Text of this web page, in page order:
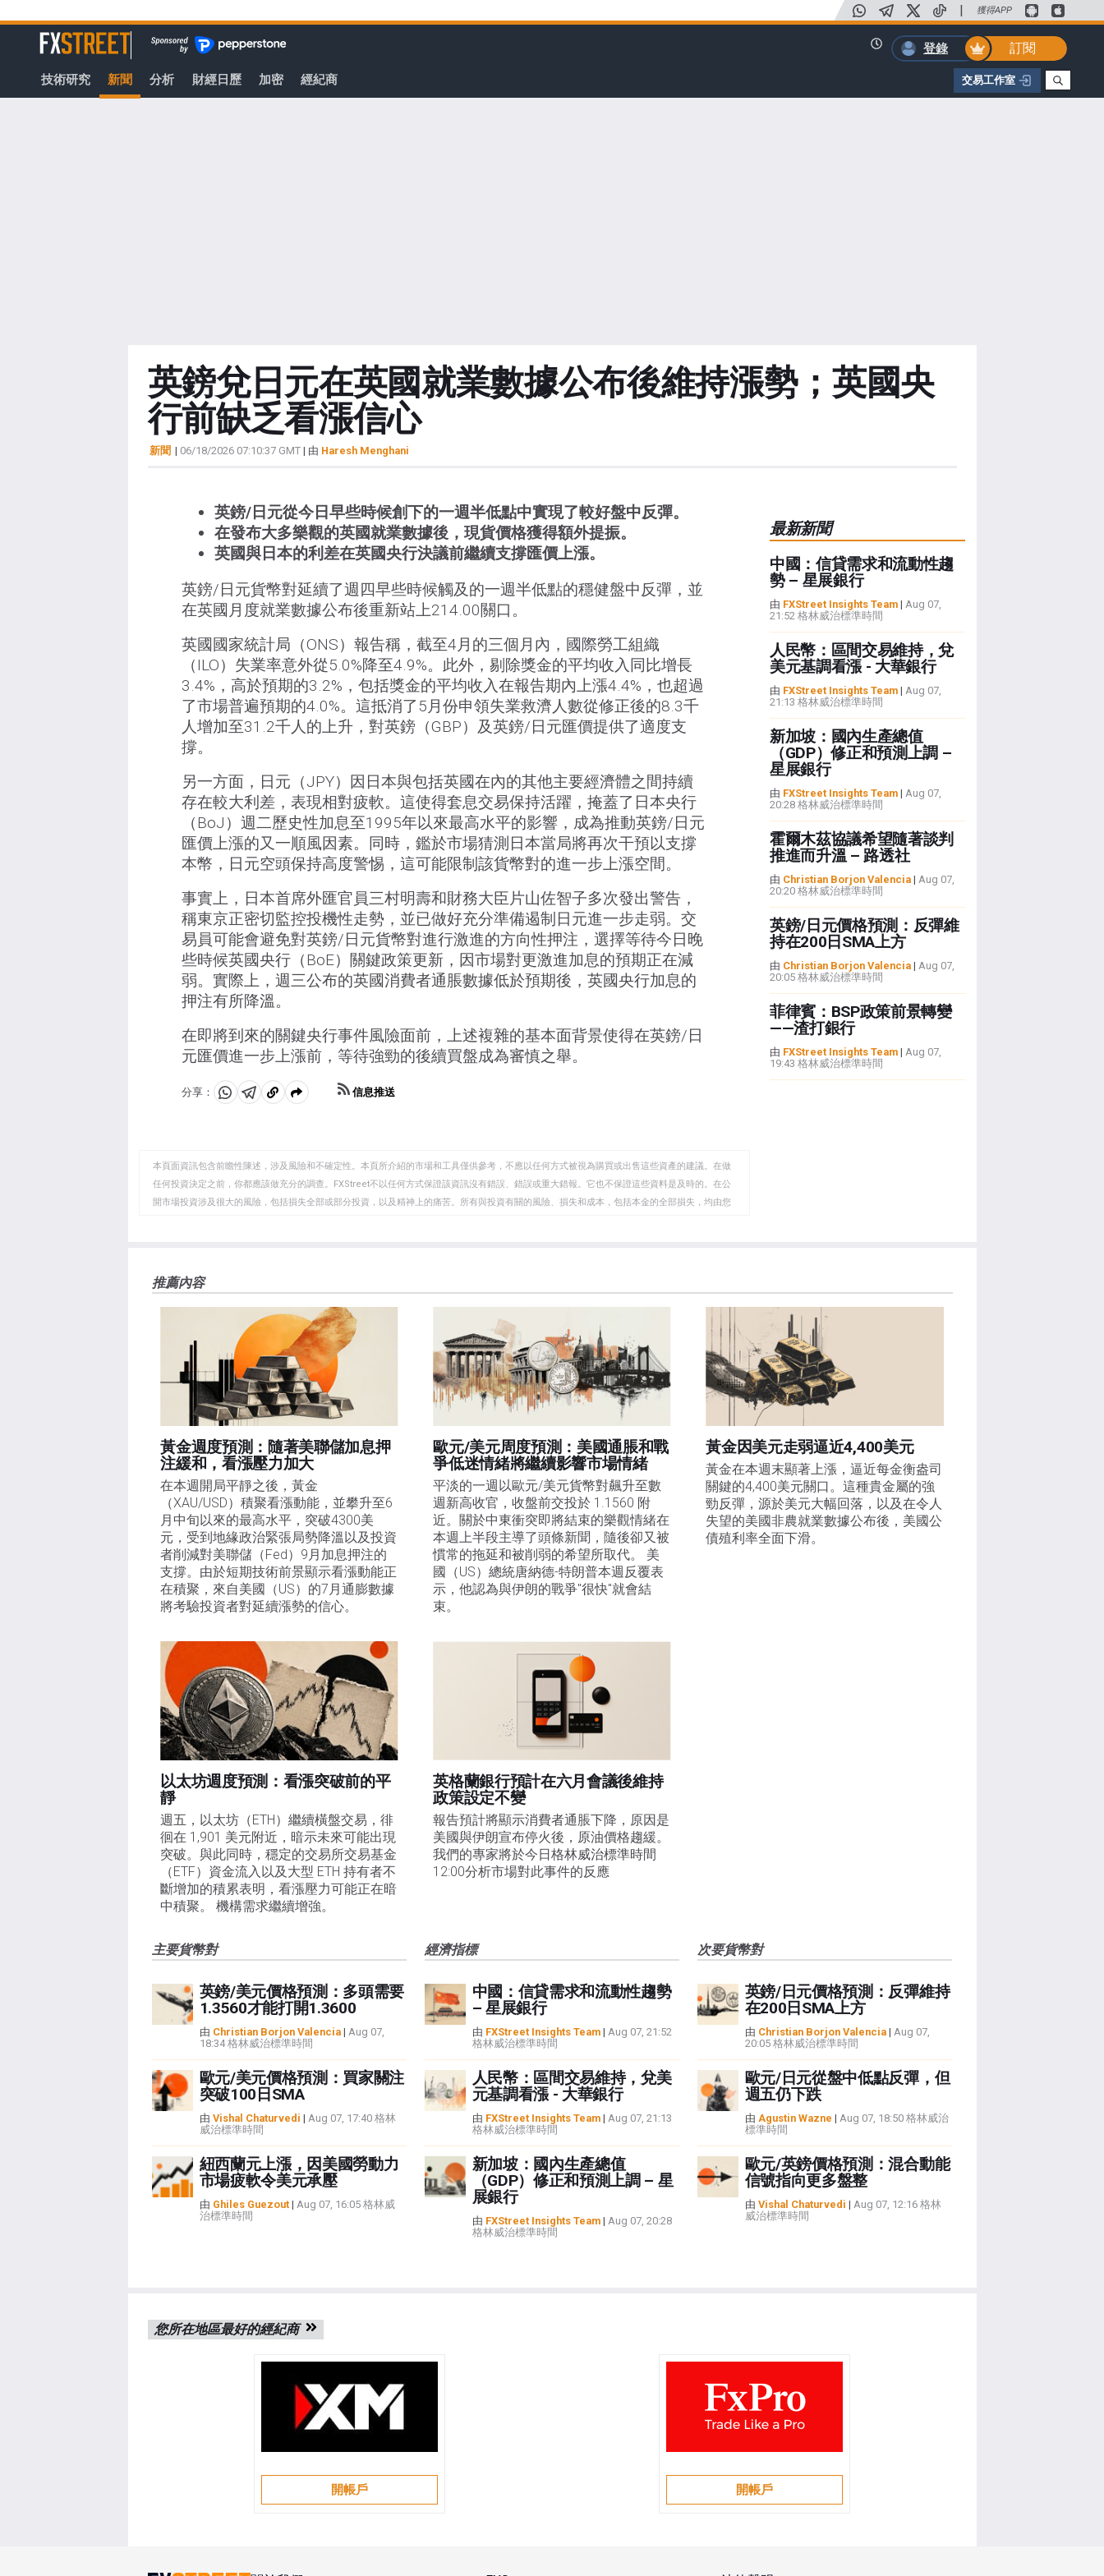
至
容
| 獲得APP
FXStreet
登錄
訂閱
技術研究 新聞 分析 財經日歷 加密 經紀商 交易工作室
英鎊兌日元在英國就業數據公布後維持漲勢；英國央
行前缺乏看漲信心
新聞 | 06/18/2026 07:10:37 GMT| 由 Haresh Menghani
英鎊/日元從今日早些時候創下的一週半低點中實現了較好盤中反彈。
在發布大多樂觀的英國就業數據後，現貨價格獲得額外提振。
英國與日本的利差在英國央行決議前繼續支撐匯價上漲。
英鎊/日元貨幣對延續了週四早些時候觸及的一週半低點的穩健盤中反彈，並
在英國月度就業數據公布後重新站上214.00關口。
英國國家統計局（ONS）報告稱，截至4月的三個月內，國際勞工組織
（ILO）失業率意外從5.0%降至4.9%。此外，剔除獎金的平均收入同比增長
3.4%，高於預期的3.2%，包括獎金的平均收入在報告期內上漲4.4%，也超過
了市場普遍預期的4.0%。這抵消了5月份申領失業救濟人數從修正後的8.3千
人增加至31.2千人的上升，對英鎊（GBP）及英鎊/日元匯價提供了適度支
撐。
另一方面，日元（JPY）因日本與包括英國在內的其他主要經濟體之間持續
存在較大利差，表現相對疲軟。這使得套息交易保持活躍，掩蓋了日本央行
（BoJ）週二歷史性加息至1995年以來最高水平的影響，成為推動英鎊/日元
匯價上漲的又一順風因素。同時，鑑於市場猜測日本當局將再次干預以支撐
本幣，日元空頭保持高度警惕，這可能限制該貨幣對的進一步上漲空間。
事實上，日本首席外匯官員三村明壽和財務大臣片山佐智子多次發出警告，
稱東京正密切監控投機性走勢，並已做好充分準備遏制日元進一步走弱。交
易員可能會避免對英鎊/日元貨幣對進行激進的方向性押注，選擇等待今日晚
些時候英國央行（BoE）關鍵政策更新，因市場對更激進加息的預期正在減
弱。實際上，週三公布的英國消費者通脹數據低於預期後，英國央行加息的
押注有所降溫。
在即將到來的關鍵央行事件風險面前，上述複雜的基本面背景使得在英鎊/日
元匯價進一步上漲前，等待強勁的後續買盤成為審慎之舉。
分享：
分
WhatsApp
分
Telegram
複
剪
貼
板
信息推送
本頁面資訊包含前瞻性陳述，涉及風險和不確定性。本頁所介紹的市場和工具僅供參考，不應以任何方式被視為購買或出售這些資產的建議。在做
任何投資決定之前，你都應該做充分的調查。FXStreet不以任何方式保證該資訊沒有錯誤、錯誤或重大錯報。它也不保證這些資料是及時的。在公
開市場投資涉及很大的風險，包括損失全部或部分投資，以及精神上的痛苦。所有與投資有關的風險、損失和成本，包括本金的全部損失，均由您
FXStreet和作者不提供個性化的建議。作者對該資訊的準確性、完整性或適用性不作任何陳述。FXStreet和作者將不承擔任何錯誤，遺漏或任何損
失，傷害或損害由此資訊及其顯示或使用引起的。錯誤和遺漏除外。本文作者和FXStreet並非註冊投資顧問，本文內容無意提供任何投資建議。
最新新聞
中國：信貸需求和流動性趨
勢 – 星展銀行
由 FXStreet Insights Team| Aug 07,
21:52 格林威治標準時間
人民幣：區間交易維持，兌
美元基調看漲 - 大華銀行
由 FXStreet Insights Team| Aug 07,
21:13 格林威治標準時間
新加坡：國內生產總值
（GDP）修正和預測上調 –
星展銀行
由 FXStreet Insights Team| Aug 07,
20:28 格林威治標準時間
霍爾木茲協議希望隨著談判
推進而升溫 – 路透社
由 Christian Borjon Valencia| Aug 07,
20:20 格林威治標準時間
英鎊/日元價格預測：反彈維
持在200日SMA上方
由 Christian Borjon Valencia| Aug 07,
20:05 格林威治標準時間
菲律賓：BSP政策前景轉變
——渣打銀行
由 FXStreet Insights Team| Aug 07,
19:43 格林威治標準時間
推薦內容
黃金週度預測：隨著美聯儲加息押
注緩和，看漲壓力加大
在本週開局平靜之後，黃金
（XAU/USD）積聚看漲動能，並攀升至6
月中旬以來的最高水平，突破4300美
元，受到地緣政治緊張局勢降溫以及投資
者削減對美聯儲（Fed）9月加息押注的
支撐。由於短期技術前景顯示看漲動能正
在積聚，來自美國（US）的7月通膨數據
將考驗投資者對延續漲勢的信心。
歐元/美元周度預測：美國通脹和戰
爭低迷情緒將繼續影響市場情緒
平淡的一週以歐元/美元貨幣對飆升至數
週新高收官，收盤前交投於 1.1560 附
近。關於中東衝突即將結束的樂觀情緒在
本週上半段主導了頭條新聞，隨後卻又被
慣常的拖延和被削弱的希望所取代。 美
國（US）總統唐納德-特朗普本週反覆表
示，他認為與伊朗的戰爭"很快"就會結
束。
黃金因美元走弱逼近4,400美元
黃金在本週末顯著上漲，逼近每金衡盎司
關鍵的4,400美元關口。這種貴金屬的強
勁反彈，源於美元大幅回落，以及在令人
失望的美國非農就業數據公布後，美國公
債殖利率全面下滑。
以太坊週度預測：看漲突破前的平
靜
週五，以太坊（ETH）繼續橫盤交易，徘
徊在 1,901 美元附近，暗示未來可能出現
突破。與此同時，穩定的交易所交易基金
（ETF）資金流入以及大型 ETH 持有者不
斷增加的積累表明，看漲壓力可能正在暗
中積聚。 機構需求繼續增強。
英格蘭銀行預計在六月會議後維持
政策設定不變
報告預計將顯示消費者通脹下降，原因是
美國與伊朗宣布停火後，原油價格趨緩。
我們的專家將於今日格林威治標準時間
12:00分析市場對此事件的反應
主要貨幣對
英鎊/美元價格預測：多頭需要
1.3560才能打開1.3600
由 Christian Borjon Valencia| Aug 07,
18:34 格林威治標準時間
歐元/美元價格預測：買家關注
突破100日SMA
由 Vishal Chaturvedi | Aug 07, 17:40 格林
威治標準時間
紐西蘭元上漲，因美國勞動力
市場疲軟令美元承壓
由 Ghiles Guezout| Aug 07, 16:05 格林威
治標準時間
經濟指標
中國：信貸需求和流動性趨勢
– 星展銀行
由 FXStreet Insights Team| Aug 07, 21:52
格林威治標準時間
人民幣：區間交易維持，兌美
元基調看漲 - 大華銀行
由 FXStreet Insights Team| Aug 07, 21:13
格林威治標準時間
新加坡：國內生產總值
（GDP）修正和預測上調 – 星
展銀行
由 FXStreet Insights Team| Aug 07, 20:28
格林威治標準時間
次要貨幣對
英鎊/日元價格預測：反彈維持
在200日SMA上方
由 Christian Borjon Valencia| Aug 07,
20:05 格林威治標準時間
歐元/日元從盤中低點反彈，但
週五仍下跌
由 Agustin Wazne | Aug 07, 18:50 格林威治
標準時間
歐元/英鎊價格預測：混合動能
信號指向更多盤整
由 Vishal Chaturvedi | Aug 07, 12:16 格林
威治標準時間
您所在地區最好的經紀商
開帳戶 開帳戶